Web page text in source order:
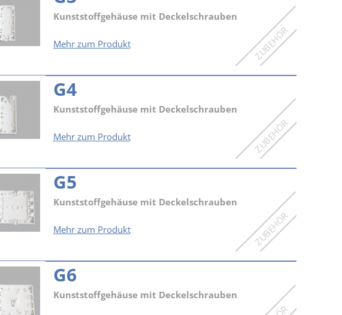
Kunststoffgehäuse mit Deckelschrauben
Mehr zum ProduktG3
G4
Kunststoffgehäuse mit Deckelschrauben
Mehr zum ProduktG4
G5
Kunststoffgehäuse mit Deckelschrauben
Mehr zum ProduktG5
G6
Kunststoffgehäuse mit Deckelschrauben